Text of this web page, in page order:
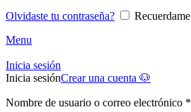
Olvidaste tu contraseña?
Recuerdame
Menu
Inicia sesión
Inicia sesiónCrear una cuenta 🐶
Nombre de usuario o correo electrónico *